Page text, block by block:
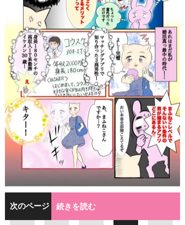
次のページ 続きを読む